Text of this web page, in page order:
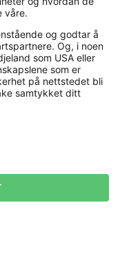
– og med
mange
henge dressen til
plasser dressen på
får slippe
vil slite på stoffet.
det ofte å lufte